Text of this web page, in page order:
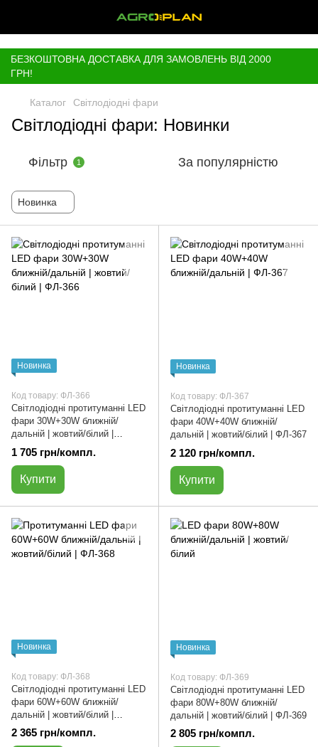
БЕЗКОШТОВНА ДОСТАВКА ДЛЯ ЗАМОВЛЕНЬ ВІД 2000
ГРН!
Каталог Світлодіодні фари
Світлодіодні фари: Новинки
Фільтр 1 За популярністю
Новинка
Новинка
Код товару: ФЛ-366
Світлодіодні протитуманні LED
фари 30W+30W ближній/
дальній | жовтий/білий |
ФЛ-366
1 705 грн/компл.
Купити
Новинка
Код товару: ФЛ-367
Світлодіодні протитуманні LED
фари 40W+40W ближній/
дальній | жовтий/білий | ФЛ-367
2 120 грн/компл.
Купити
Новинка
Код товару: ФЛ-368
Світлодіодні протитуманні LED
фари 60W+60W ближній/
дальній | жовтий/білий |
ФЛ-368
2 365 грн/компл.
Новинка
Код товару: ФЛ-369
Світлодіодні протитуманні LED
фари 80W+80W ближній/
дальній | жовтий/білий | ФЛ-369
2 805 грн/компл.